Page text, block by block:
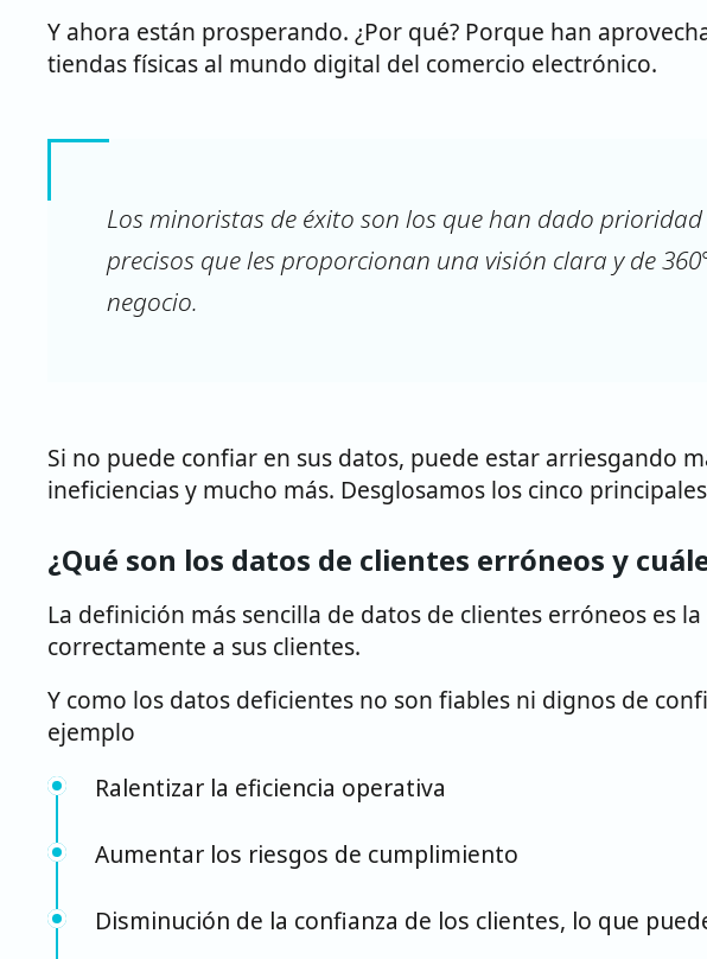
Y ahora están prosperando. ¿Por qué? Porque han
tiendas físicas al mundo digital del comercio electrónico.
Los minoristas de éxito son los que han dado
precisos que les proporcionan una visión clara y de
negocio.
Si no puede confiar en sus datos, puede estar arriesgando
ineficiencias y mucho más. Desglosamos los cinco
¿Qué son los datos de clientes erróneos y
La definición más sencilla de datos de clientes erróneos es
correctamente a sus clientes.
Y como los datos deficientes no son fiables ni dignos de
ejemplo
Ralentizar la eficiencia operativa
Aumentar los riesgos de cumplimiento
Disminución de la confianza de los clientes, lo que